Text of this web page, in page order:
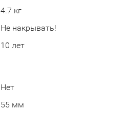
4.7 кг
Не накрывать!
10 лет
Нет
55 мм